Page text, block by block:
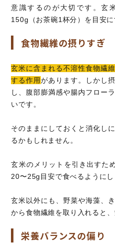
意識するのが大切です。玄
150g（お茶碗1杯分）を目安に
食物繊維の摂りすぎ
玄米に含まれる不溶性食物繊
する作用があります。しかし
し、腹部膨満感や腸内フロー
いです。
そのままにしておくと消化し
るかもしれません。
玄米のメリットを引き出すた
20〜25g目安で食べるようにし
玄米以外にも、野菜や海藻、
から食物繊維を取り入れると
栄養バランスの偏り